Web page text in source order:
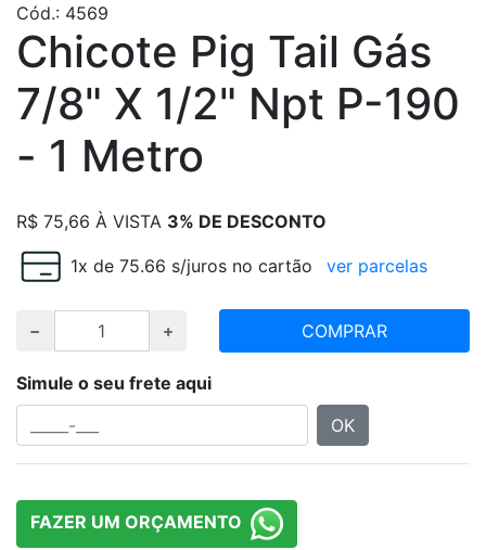
Cód.: 4569
Chicote Pig Tail Gás
7/8" X 1/2" Npt P-190
- 1 Metro
R$ 75,66 À VISTA 3% DE DESCONTO
1x de 75.66 s/juros no cartão ver parcelas
COMPRAR
Simule o seu frete aqui
OK
FAZER UM ORÇAMENTO